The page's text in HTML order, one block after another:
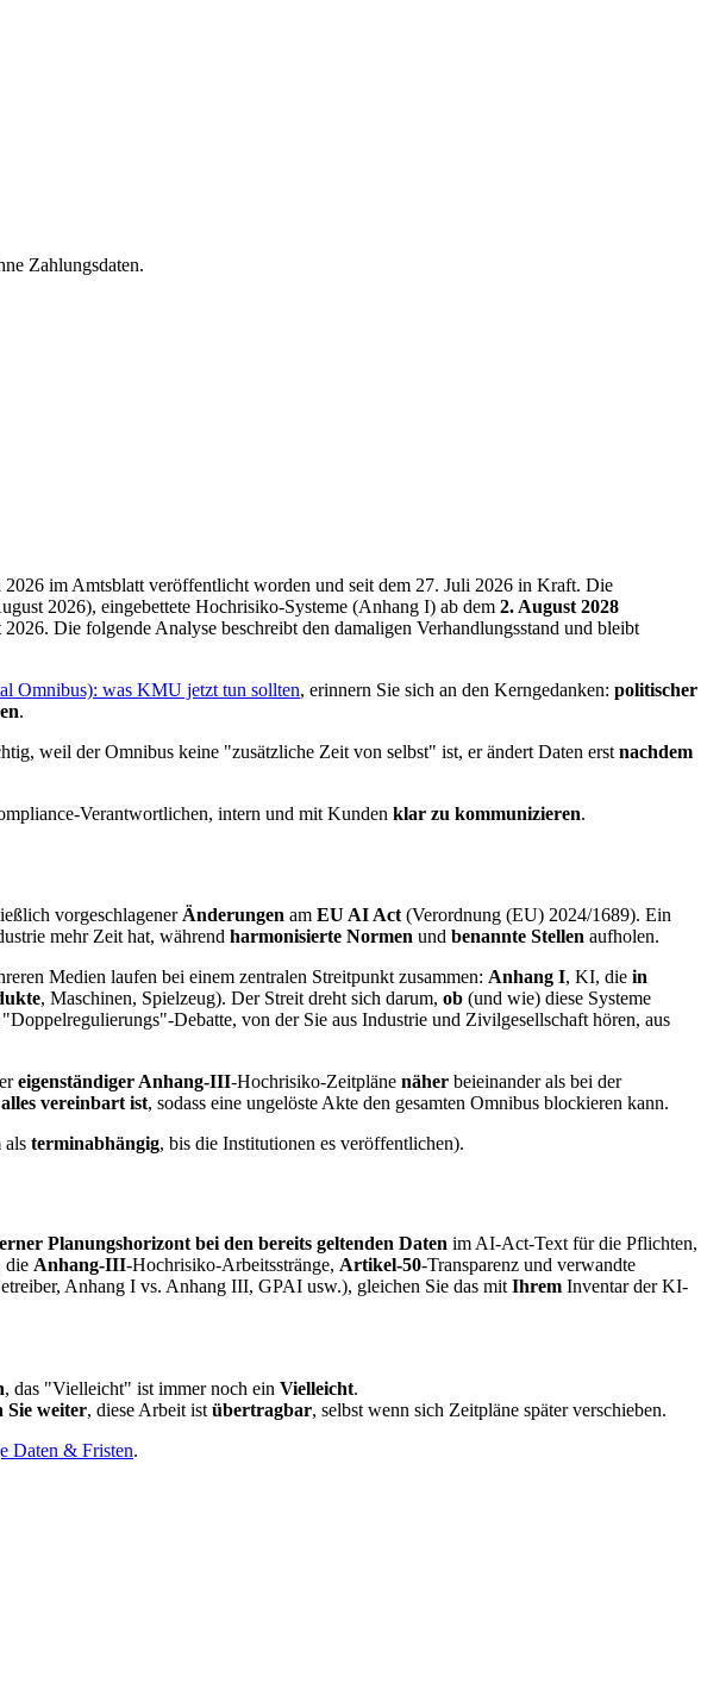
Zahlungsdaten.
im Amtsblatt veröffentlicht worden und seit dem 27. Juli 2026 in Kraft. Die
2026), eingebettete Hochrisiko-Systeme (Anhang I) ab dem 2. August 2028
Die folgende Analyse beschreibt den damaligen Verhandlungsstand und bleibt
Omnibus): was KMU jetzt tun sollten, erinnern Sie sich an den Kerngedanken: politischer
.
weil der Omnibus keine "zusätzliche Zeit von selbst" ist, er ändert Daten erst nachdem
Verantwortlichen, intern und mit Kunden klar zu kommunizieren.
vorgeschlagener Änderungen am EU AI Act (Verordnung (EU) 2024/1689). Ein
mehr Zeit hat, während harmonisierte Normen und benannte Stellen aufholen.
Medien laufen bei einem zentralen Streitpunkt zusammen: Anhang I, KI, die in
, Maschinen, Spielzeug). Der Streit dreht sich darum, ob (und wie) diese Systeme
Debatte, von der Sie aus Industrie und Zivilgesellschaft hören, aus
eigenständiger Anhang-III-Hochrisiko-Zeitpläne näher beieinander als bei der
vereinbart ist, sodass eine ungelöste Akte den gesamten Omnibus blockieren kann.
als terminabhängig, bis die Institutionen es veröffentlichen).
Planungshorizont bei den bereits geltenden Daten im AI-Act-Text für die Pflichten,
die Anhang-III-Hochrisiko-Arbeitsstränge, Artikel-50-Transparenz und verwandte
Anhang I vs. Anhang III, GPAI usw.), gleichen Sie das mit Ihrem Inventar der KI-
, das "Vielleicht" ist immer noch ein Vielleicht.
Sie weiter, diese Arbeit ist übertragbar, selbst wenn sich Zeitpläne später verschieben.
Daten & Fristen.